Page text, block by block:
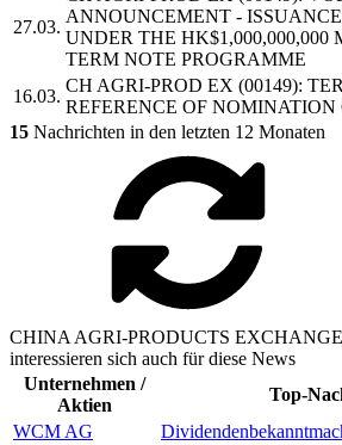
27.03.
ANNOUNCEMENT -
UNDER THE HK$1,000,000,000
TERM NOTE PROGRAMME
16.03.
CH AGRI-PROD EX (00149):
REFERENCE OF
15 Nachrichten in den letzten 12 Monaten
CHINA AGRI-PRODUCTS
interessieren sich auch für diese News
Unternehmen /
Aktien
Top-
WCM AG